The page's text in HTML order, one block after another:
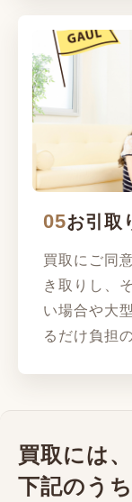
05お引取
買取にご同
き取りし、
い場合や大
るだけ負担
買取には
下記のう